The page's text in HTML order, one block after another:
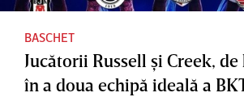
BASCHET
Jucătorii Russell şi Creek, de
în a doua echipă ideală a